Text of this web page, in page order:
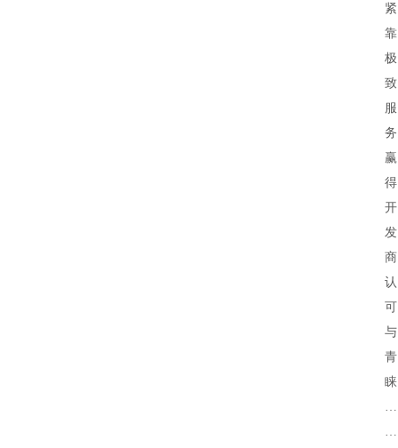
紧
靠
极
致
服
务
赢
得
开
发
商
认
可
与
青
睐